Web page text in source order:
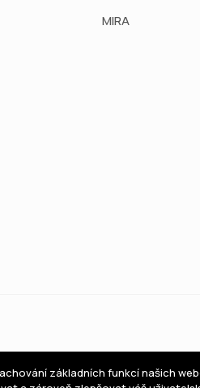
MIRA
základních funkcí našich